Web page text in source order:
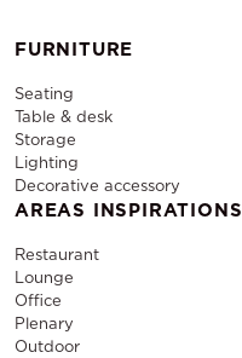
FURNITURE
Seating
Table & desk
Storage
Lighting
Decorative accessory
AREAS INSPIRATIONS
Restaurant
Lounge
Office
Plenary
Outdoor